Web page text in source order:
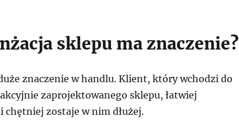
sklepu ma znaczenie?
znaczenie w handlu. Klient, który wchodzi do
zaprojektowanego sklepu, łatwiej
chętniej zostaje w nim dłużej.